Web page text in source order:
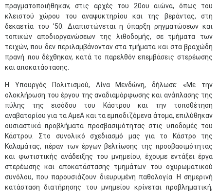
πραγματοποιήθηκαν, στις αρχές του 20ου αιώνα, όπως του
κλειστού χώρου του αναψυκτηρίου και της βεράντας, στη
δεκαετία του '50. Διαπιστώνεται η ύπαρξη ρηγματώσεων και
τοπικών αποδιοργανώσεων της λιθοδομής, σε τμήματα των
τειχών, που δεν περιλαμβάνονταν στα τμήματα και στα βραχώδη
πρανή που δέχθηκαν, κατά το παρελθόν επεμβάσεις στερέωσης
και αποκατάστασης.
Η Υπουργός Πολιτισμού, Λίνα Μενδώνη, δήλωσε: «Με την
ολοκλήρωση του έργου της αναδιαμόρφωσης και ανάπλασης της
πύλης της εισόδου του Κάστρου και την τοποθέτηση
αναβατορίου για τα ΑμεΑ και τα εμποδιζόμενα άτομα, επιλύθηκαν
ουσιαστικά προβλήματα προσβασιμότητας στις υποδομές του
Κάστρου. Στο συνολικό σχεδιασμό μας για το Κάστρο της
Καλαμάτας, πέραν των έργων βελτίωσης της προσβασιμότητας
και φωτιστικής ανάδειξης του μνημείου, έχουμε εντάξει έργα
στερέωσης και αποκατάστασης τμημάτων του οχυρωματικού
συνόλου, που παρουσιάζουν διευρυμένη παθολογία. Η σημερινή
κατάσταση διατήρησης του μνημείου κρίνεται προβληματική,